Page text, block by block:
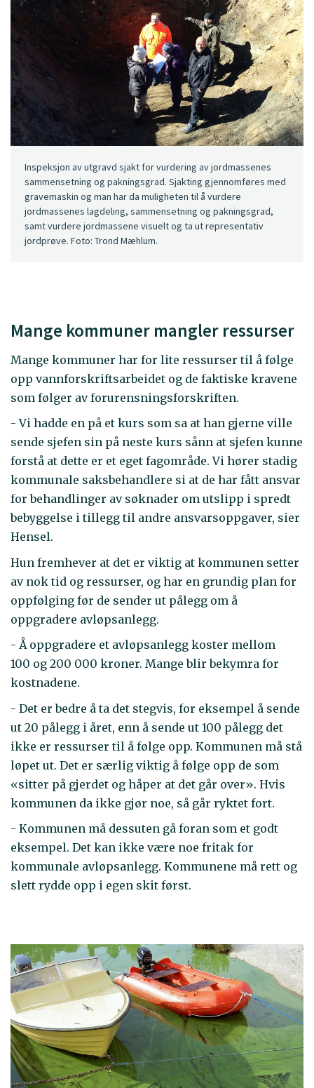
Inspeksjon av utgravd sjakt for vurdering av jordmassenes
sammensetning og pakningsgrad. Sjakting gjennomføres med
gravemaskin og man har da muligheten til å vurdere
jordmassenes lagdeling, sammensetning og pakningsgrad,
samt vurdere jordmassene visuelt og ta ut representativ
jordprøve. Foto: Trond Mæhlum.
Mange kommuner mangler ressurser
Mange kommuner har for lite ressurser til å følge
opp vannforskriftsarbeidet og de faktiske kravene
som følger av forurensningsforskriften.
- Vi hadde en på et kurs som sa at han gjerne ville
sende sjefen sin på neste kurs sånn at sjefen kunne
forstå at dette er et eget fagområde. Vi hører stadig
kommunale saksbehandlere si at de har fått ansvar
for behandlinger av søknader om utslipp i spredt
bebyggelse i tillegg til andre ansvarsoppgaver, sier
Hensel.
Hun fremhever at det er viktig at kommunen setter
av nok tid og ressurser, og har en grundig plan for
oppfølging før de sender ut pålegg om å
oppgradere avløpsanlegg.
- Å oppgradere et avløpsanlegg koster mellom
100 og 200 000 kroner. Mange blir bekymra for
kostnadene.
- Det er bedre å ta det stegvis, for eksempel å sende
ut 20 pålegg i året, enn å sende ut 100 pålegg det
ikke er ressurser til å følge opp. Kommunen må stå
løpet ut. Det er særlig viktig å følge opp de som
«sitter på gjerdet og håper at det går over». Hvis
kommunen da ikke gjør noe, så går ryktet fort.
- Kommunen må dessuten gå foran som et godt
eksempel. Det kan ikke være noe fritak for
kommunale avløpsanlegg. Kommunene må rett og
slett rydde opp i egen skit først.